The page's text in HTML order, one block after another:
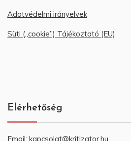
Adatvédelmi irányelvek
Süti („cookie”) Tájékoztató (EU)
Elérhetőség
Email: kapcsolat@kritizator.hu